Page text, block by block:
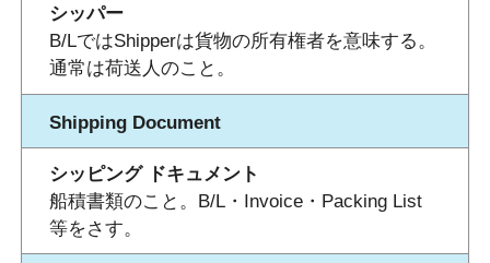
シッパー
B/LではShipperは貨物の所有権者を意味する。
通常は荷送人のこと。
Shipping Document
シッピング ドキュメント
船積書類のこと。B/L・Invoice・Packing List
等をさす。